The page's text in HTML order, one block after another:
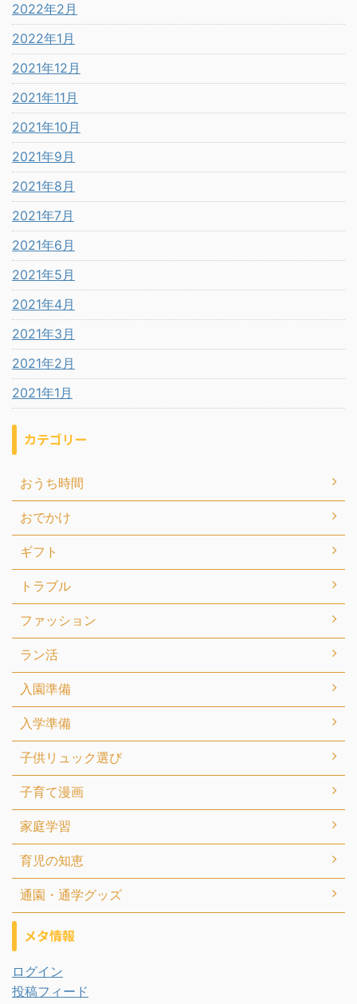
2022年2月
2022年1月
2021年12月
2021年11月
2021年10月
2021年9月
2021年8月
2021年7月
2021年6月
2021年5月
2021年4月
2021年3月
2021年2月
2021年1月
カテゴリー
おうち時間
おでかけ
ギフト
トラブル
ファッション
ラン活
入園準備
入学準備
子供リュック選び
子育て漫画
家庭学習
育児の知恵
通園・通学グッズ
メタ情報
ログイン
投稿フィード